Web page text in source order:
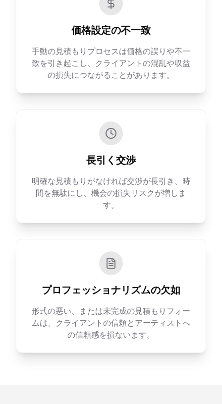
価格設定の不一致
手動の見積もりプロセスは価格の誤りや不一
致を引き起こし、クライアントの混乱や収益
の損失につながることがあります。
長引く交渉
明確な見積もりがなければ交渉が長引き、時
間を無駄にし、機会の損失リスクが増しま
す。
プロフェッショナリズムの欠如
形式の悪い、または未完成の見積もりフォー
ムは、クライアントの信頼とアーティストへ
の信頼感を損ないます。